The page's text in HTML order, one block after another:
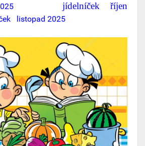
jídelníček říjen
listopad 2025